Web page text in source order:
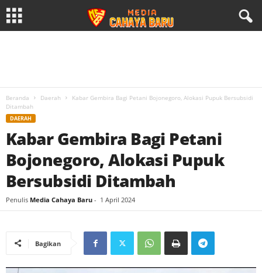
Beranda Daerah
Kabar Gembira Bagi Petani Bojonegoro, Alokasi Pupuk Bersubsidi
Ditambah
DAERAH
Kabar Gembira Bagi Petani
Bojonegoro, Alokasi Pupuk
Bersubsidi Ditambah
Penulis Media Cahaya Baru - 1 April 2024
Bagikan